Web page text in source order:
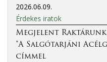
2026.06.09.
Érdekes iratok
Megjelent
"A Salgótarjáni
címmel